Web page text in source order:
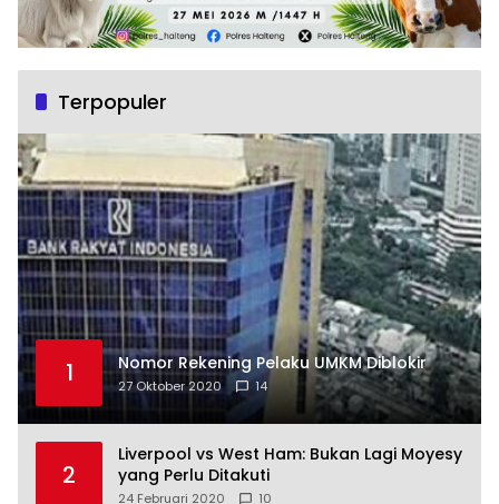
Terpopuler
1 Nomor Rekening Pelaku UMKM Diblokir
27 Oktober 2020 14
2
Liverpool vs West Ham: Bukan Lagi Moyesy
yang Perlu Ditakuti
24 Februari 2020 10